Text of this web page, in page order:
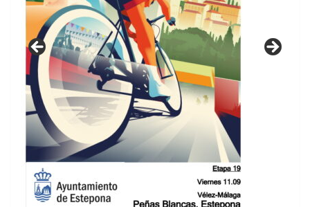
GUIA DE INSTALACIONES DEPORTIVAS